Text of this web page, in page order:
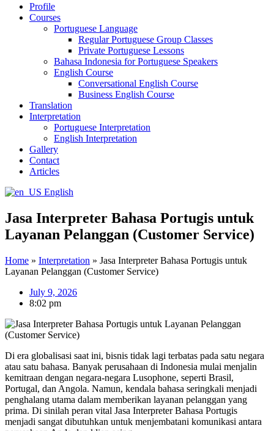
Profile
Courses
Portuguese Language
Regular Portuguese Group Classes
Private Portuguese Lessons
Bahasa Indonesia for Portuguese Speakers
English Course
Conversational English Course
Business English Course
Translation
Interpretation
Portuguese Interpretation
English Interpretation
Gallery
Contact
Articles
English
Jasa Interpreter Bahasa Portugis untuk
Layanan Pelanggan (Customer Service)
Home » Interpretation » Jasa Interpreter Bahasa Portugis untuk
Layanan Pelanggan (Customer Service)
July 9, 2026
8:02 pm
Di era globalisasi saat ini, bisnis tidak lagi terbatas pada satu negara
atau satu bahasa. Banyak perusahaan di Indonesia mulai menjalin
kemitraan dengan negara-negara Lusophone, seperti Brasil,
Portugal, dan Angola. Namun, kendala bahasa seringkali menjadi
penghalang utama dalam memberikan layanan pelanggan yang
prima. Di sinilah peran vital Jasa Interpreter Bahasa Portugis
menjadi sangat dibutuhkan untuk menjembatani komunikasi antara